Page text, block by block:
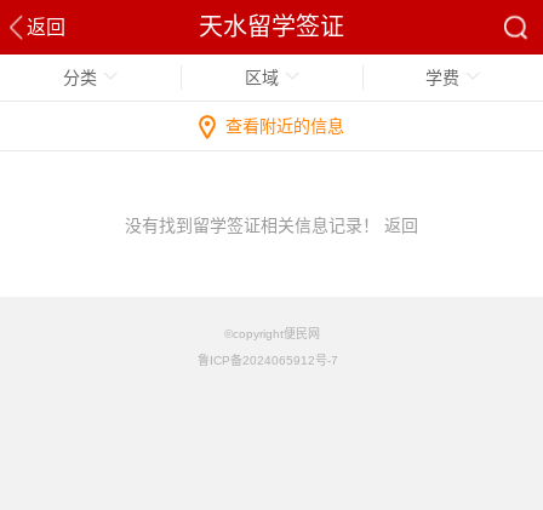
返回 天水留学签证
分类 区域 学费
查看附近的信息
没有找到留学签证相关信息记录！ 返回
©copyright便民网
鲁ICP备2024065912号-7